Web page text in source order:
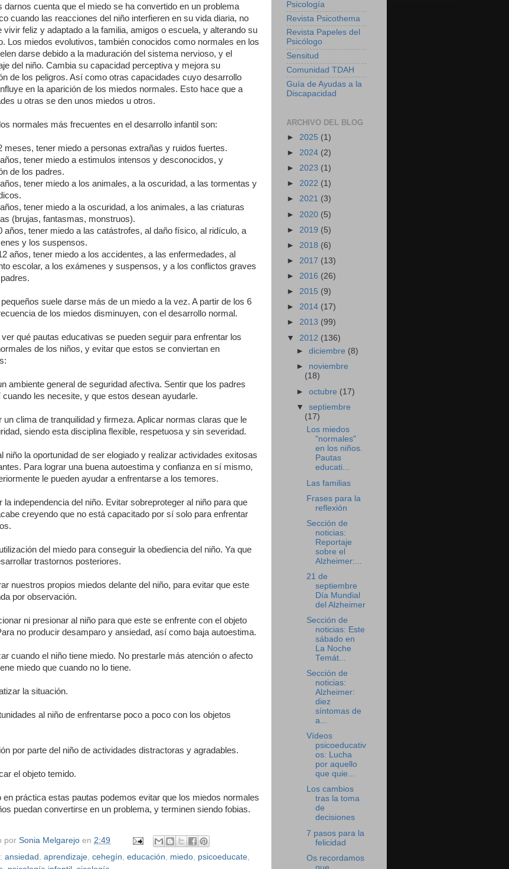
darnos cuenta que el miedo se ha convertido en un problema
cuando las reacciones del niño interfieren en su vida diaria, no
vivir feliz y adaptado a la familia, amigos o escuela, y alterando su
Los miedos evolutivos, también conocidos como normales en los
darse debido a la maduración del sistema nervioso, y el
del niño. Cambia su capacidad perceptiva y mejora su
de los peligros. Así como otras capacidades cuyo desarrollo
en la aparición de los miedos normales. Esto hace que a
u otras se den unos miedos u otros.
normales más frecuentes en el desarrollo infantil son:
meses, tener miedo a personas extrañas y ruidos fuertes.
tener miedo a estimulos intensos y desconocidos, y
de los padres.
tener miedo a los animales, a la oscuridad, a las tormentas y
tener miedo a la oscuridad, a los animales, a las criaturas
(brujas, fantasmas, monstruos).
años, tener miedo a las catástrofes, al daño físico, al ridículo, a
y los suspensos.
años, tener miedo a los accidentes, a las enfermedades, al
escolar, a los exámenes y suspensos, y a los conflictos graves
suele darse más de un miedo a la vez. A partir de los 6
de los miedos disminuyen, con el desarrollo normal.
qué pautas educativas se pueden seguir para enfrentar los
de los niños, y evitar que estos se conviertan en
ambiente general de seguridad afectiva. Sentir que los padres
cuando les necesite, y que estos desean ayudarle.
un clima de tranquilidad y firmeza. Aplicar normas claras que le
siendo esta disciplina flexible, respetuosa y sin severidad.
niño la oportunidad de ser elogiado y realizar actividades exitosas
Para lograr una buena autoestima y confianza en sí mismo,
le pueden ayudar a enfrentarse a los temores.
la independencia del niño. Evitar sobreproteger al niño para que
creyendo que no está capacitado por sí solo para enfrentar
del miedo para conseguir la obediencia del niño. Ya que
trastornos posteriores.
nuestros propios miedos delante del niño, para evitar que este
por observación.
ni presionar al niño para que este se enfrente con el objeto
no producir desamparo y ansiedad, así como baja autoestima.
cuando el niño tiene miedo. No prestarle más atención o afecto
miedo que cuando no lo tiene.
la situación.
al niño de enfrentarse poco a poco con los objetos
por parte del niño de actividades distractoras y agradables.
el objeto temido.
en práctica estas pautas podemos evitar que los miedos normales
puedan convertirse en un problema, y terminen siendo fobias.
por Sonia Melgarejo en 2:49
ansiedad aprendizaje cehegín educación miedo psicoeducate
Psicología
Revista Psicothema
Revista Papeles del
Psicólogo
Sensitud
Comunidad TDAH
Guía de Ayudas a la
Discapacidad
ARCHIVO DEL BLOG
► 2025 (1)
► 2024 (2)
► 2023 (1)
► 2022 (1)
► 2021 (3)
► 2020 (5)
► 2019 (5)
► 2018 (6)
► 2017 (13)
► 2016 (26)
► 2015 (9)
► 2014 (17)
► 2013 (99)
▼ 2012 (136)
►diciembre (8)
► noviembre
(18)
►octubre (17)
▼septiembre
(17)
Los miedos
"normales"
en los niños.
Pautas
educati...
Las familias
Frases para la
reflexión
Sección de
noticias:
Reportaje
sobre el
Alzheimer:...
21 de
septiembre
Día Mundial
del Alzheimer
Sección de
noticias: Este
sábado en
La Noche
Temát...
Sección de
noticias:
Alzheimer:
diez
síntomas de
a...
Vídeos
psicoeducativ
os: Lucha
por aquello
que quie...
Los cambios
tras la toma
de
decisiones
7 pasos para la
felicidad
Os recordamos